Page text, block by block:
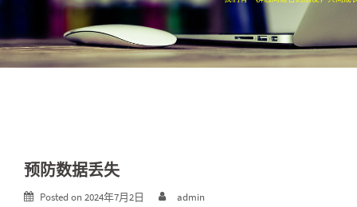
预防数据丢失
Posted on 2024年7月2日
admin